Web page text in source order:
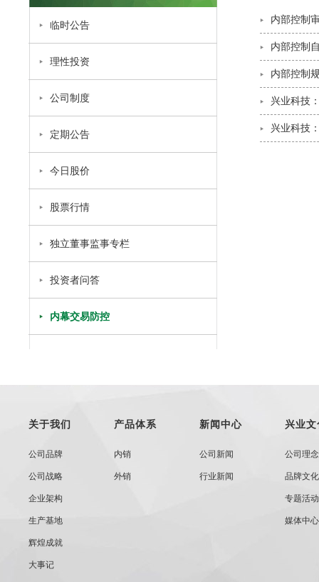
临时公告
理性投资
公司制度
定期公告
今日股价
股票行情
独立董事监事专栏
投资者问答
内幕交易防控
内部控制
内部控制
内部控制
兴业科技
兴业科技
关于我们
公司品牌
公司战略
企业架构
生产基地
辉煌成就
大事记
产品体系
内销
外销
新闻中心
公司新闻
行业新闻
兴业文
公司理念
品牌文化
专题活动
媒体中心